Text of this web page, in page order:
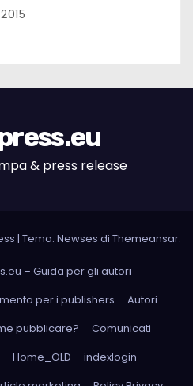
& press release
| Tema: Newses di Themeansar.
– Guida per gli autori
per i publishers
Autori
pubblicare?
Comunicati
Home_OLD
indexlogin